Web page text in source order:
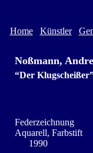
Home Künstler
Noßmann,
“Der
Federzeichnung
1990